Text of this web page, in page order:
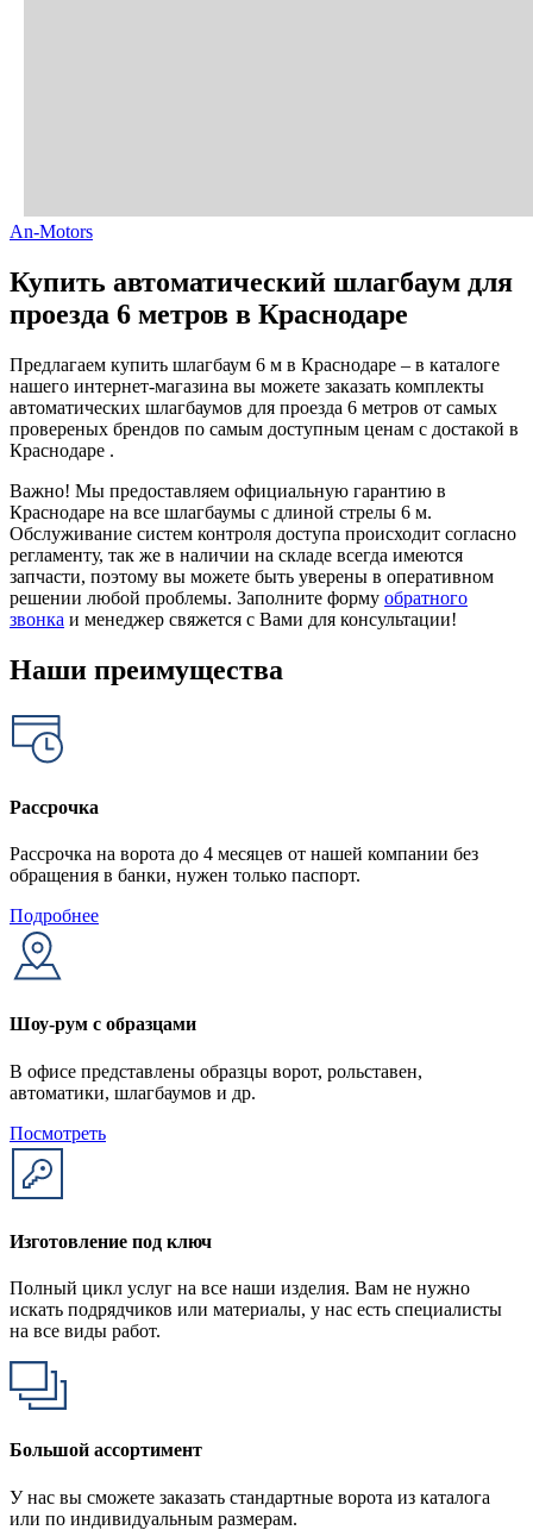
An-Motors
Купить автоматический шлагбаум для
проезда 6 метров в Краснодаре
Предлагаем купить шлагбаум 6 м в Краснодаре – в каталоге
нашего интернет-магазина вы можете заказать комплекты
автоматических шлагбаумов для проезда 6 метров от самых
провереных брендов по самым доступным ценам с достакой в
Краснодаре .
Важно! Мы предоставляем официальную гарантию в
Краснодаре на все шлагбаумы с длиной стрелы 6 м.
Обслуживание систем контроля доступа происходит согласно
регламенту, так же в наличии на складе всегда имеются
запчасти, поэтому вы можете быть уверены в оперативном
решении любой проблемы. Заполните форму обратного
звонка и менеджер свяжется с Вами для консультации!
Наши преимущества
Рассрочка
Рассрочка на ворота до 4 месяцев от нашей компании без
обращения в банки, нужен только паспорт.
Подробнее
Шоу-рум с образцами
В офисе представлены образцы ворот, рольставен,
автоматики, шлагбаумов и др.
Посмотреть
Изготовление под ключ
Полный цикл услуг на все наши изделия. Вам не нужно
искать подрядчиков или материалы, у нас есть специалисты
на все виды работ.
Большой ассортимент
У нас вы сможете заказать стандартные ворота из каталога
или по индивидуальным размерам.